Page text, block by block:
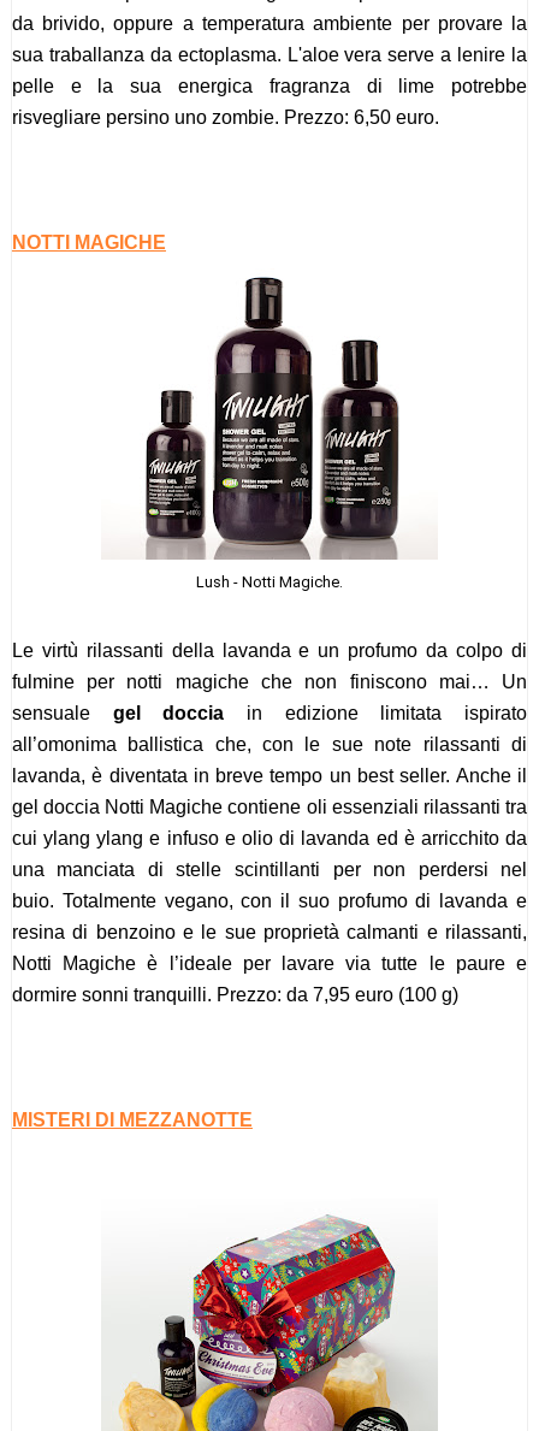
da brivido, oppure a temperatura ambiente per provare la
sua traballanza da ectoplasma. L'aloe vera serve a lenire la
pelle e la sua energica fragranza di lime potrebbe
risvegliare persino uno zombie. Prezzo: 6,50 euro.
NOTTI MAGICHE
Lush - Notti Magiche.
Le virtù rilassanti della lavanda e un profumo da colpo di
fulmine per notti magiche che non finiscono mai… Un
sensuale gel doccia in edizione limitata ispirato
all’omonima ballistica che, con le sue note rilassanti di
lavanda, è diventata in breve tempo un best seller. Anche il
gel doccia Notti Magiche contiene oli essenziali rilassanti tra
cui ylang ylang e infuso e olio di lavanda ed è arricchito da
una manciata di stelle scintillanti per non perdersi nel
buio. Totalmente vegano, con il suo profumo di lavanda e
resina di benzoino e le sue proprietà calmanti e rilassanti,
Notti Magiche è l’ideale per lavare via tutte le paure e
dormire sonni tranquilli. Prezzo: da 7,95 euro (100 g)
MISTERI DI MEZZANOTTE